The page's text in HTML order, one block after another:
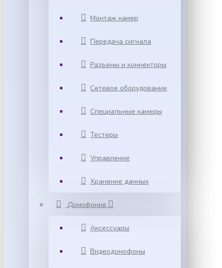
Монтаж камер
Передача сигнала
Разъемы и коннекторы
Сетевое оборудование
Специальные камеры
Тестеры
Управление
Хранение данных
Домофония
Аксессуары
Видеодомофоны